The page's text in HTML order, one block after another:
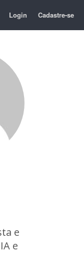
Login Cadastre-se
e
e